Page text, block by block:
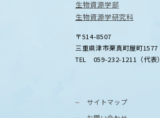
生物資源学部
生物資源学研究科
〒514-8507
三重県津市栗真町屋町1577
TEL 059-232-1211（代表）
サイトマップ